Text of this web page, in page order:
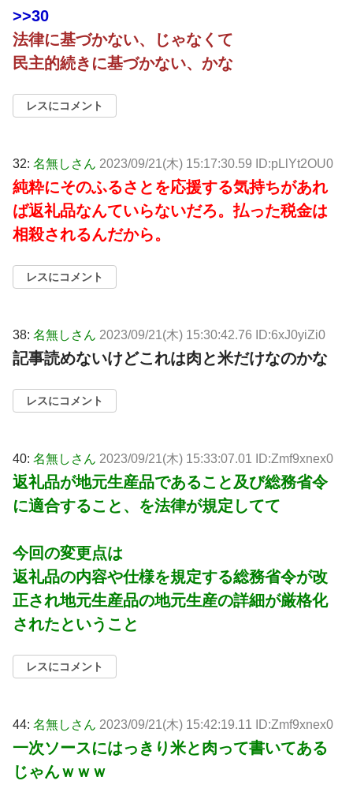
>>30
法律に基づかない、じゃなくて
民主的続きに基づかない、かな
レスにコメント
32: 名無しさん 2023/09/21(木) 15:17:30.59 ID:pLlYt2OU0
純粋にそのふるさとを応援する気持ちがあれ
ば返礼品なんていらないだろ。払った税金は
相殺されるんだから。
レスにコメント
38: 名無しさん 2023/09/21(木) 15:30:42.76 ID:6xJ0yiZi0
記事読めないけどこれは肉と米だけなのかな
レスにコメント
40: 名無しさん 2023/09/21(木) 15:33:07.01 ID:Zmf9xnex0
返礼品が地元生産品であること及び総務省令
に適合すること、を法律が規定してて
今回の変更点は
返礼品の内容や仕様を規定する総務省令が改
正され地元生産品の地元生産の詳細が厳格化
されたということ
レスにコメント
44: 名無しさん 2023/09/21(木) 15:42:19.11 ID:Zmf9xnex0
一次ソースにはっきり米と肉って書いてある
じゃんｗｗｗ